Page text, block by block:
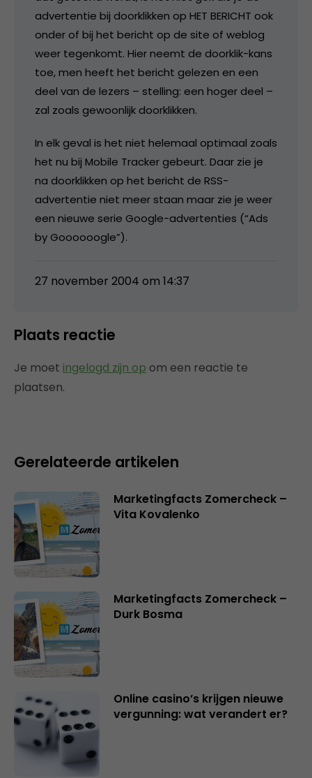
advertentie bij doorklikken op HET BERICHT ook
onder of bij het bericht op de site of weblog
weer tegenkomt. Hier neemt de doorklik-kans
toe, men heeft het bericht gelezen en een
deel van de lezers – stelling: een hoger deel –
zal zoals gewoonlijk doorklikken.
In elk geval is het niet helemaal optimaal zoals
het nu bij Mobile Tracker gebeurt. Daar zie je
na doorklikken op het bericht de RSS-
advertentie niet meer staan maar zie je weer
een nieuwe serie Google-advertenties (“Ads
by Goooooogle”).
27 november 2004 om 14:37
Plaats reactie
Je moet ingelogd zijn op om een reactie te
plaatsen.
Gerelateerde artikelen
Marketingfacts Zomercheck –
Vita Kovalenko
Marketingfacts Zomercheck –
Durk Bosma
Online casino’s krijgen nieuwe
vergunning: wat verandert er?